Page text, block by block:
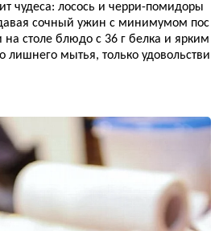
чудеса: лосось и черри-помидоры
сочный ужин с минимумом пос
столе блюдо с 36 г белка и ярким
лишнего мытья, только удовольстви